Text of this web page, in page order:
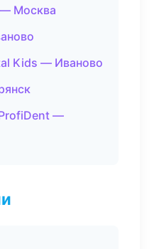
Москва
Kids — Иваново
—